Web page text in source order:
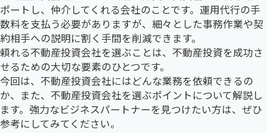
ポートし、仲介してくれる会社のことです。運用代行の手
数料を支払う必要がありますが、細々とした事務作業や契
約相手への説明に割く手間を削減できます。
頼れる不動産投資会社を選ぶことは、不動産投資を成功さ
せるための大切な要素のひとつです。
今回は、不動産投資会社にはどんな業務を依頼できるの
か、また、不動産投資会社を選ぶポイントについて解説し
ます。強力なビジネスパートナーを見つけたい方は、ぜひ
参考にしてみてください。